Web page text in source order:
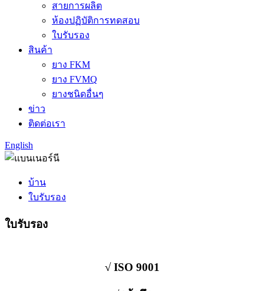
สายการผลิต
ห้องปฏิบัติการทดสอบ
ใบรับรอง
สินค้า
ยาง FKM
ยาง FVMQ
ยางชนิดอื่นๆ
ข่าว
ติดต่อเรา
English
บ้าน
ใบรับรอง
ใบรับรอง
√ ISO 9001